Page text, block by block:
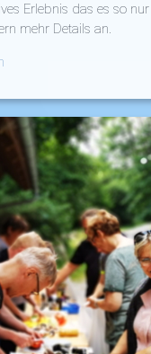
Erlebnis das es so
mehr Details an.